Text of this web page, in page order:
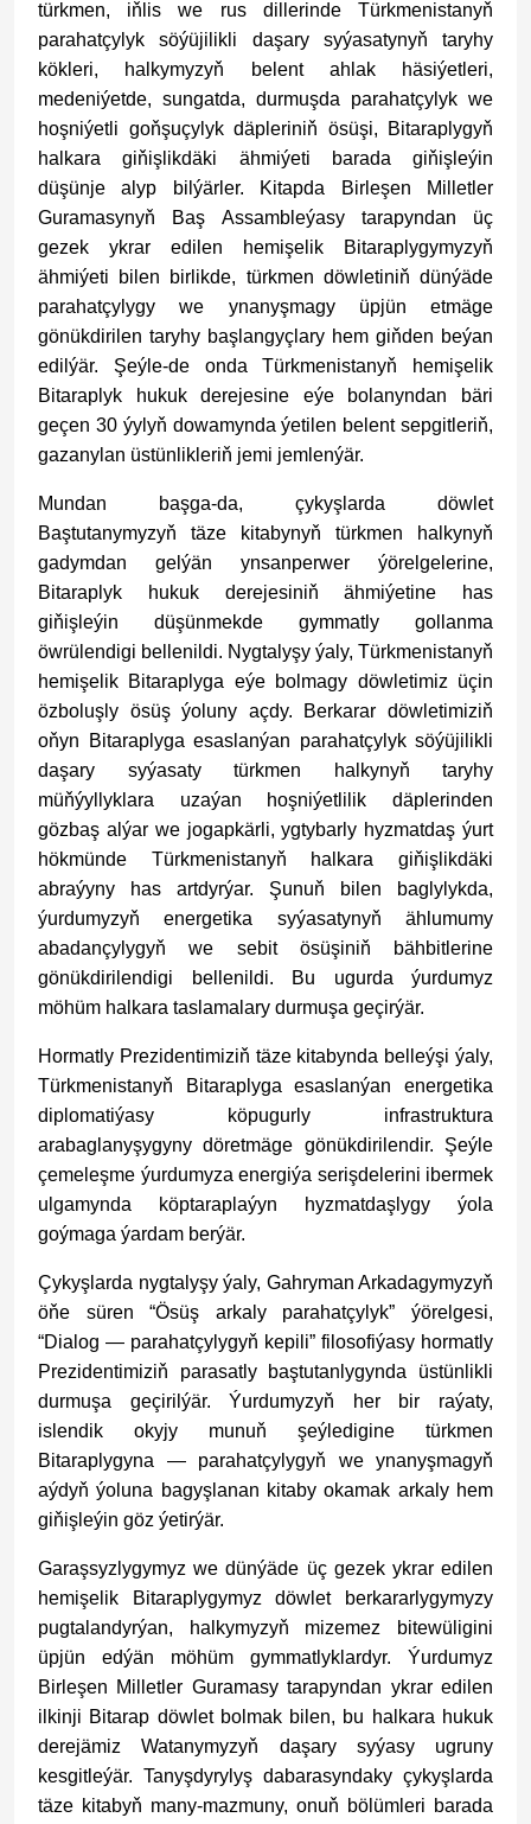
türkmen, iňlis we rus dillerinde Türkmenistanyň
parahatçylyk söýüjilikli daşary syýasatynyň taryhy
kökleri, halkymyzyň belent ahlak häsiýetleri,
medeniýetde, sungatda, durmuşda parahatçylyk we
hoşniýetli goňşuçylyk däpleriniň ösüşi, Bitaraplygyň
halkara giňişlikdäki ähmiýeti barada giňişleýin
düşünje alyp bilýärler. Kitapda Birleşen Milletler
Guramasynyň Baş Assambleýasy tarapyndan üç
gezek ykrar edilen hemişelik Bitaraplygymyzyň
ähmiýeti bilen birlikde, türkmen döwletiniň dünýäde
parahatçylygy we ynanyşmagy üpjün etmäge
gönükdirilen taryhy başlangyçlary hem giňden beýan
edilýär. Şeýle-de onda Türkmenistanyň hemişelik
Bitaraplyk hukuk derejesine eýe bolanyndan bäri
geçen 30 ýylyň dowamynda ýetilen belent sepgitleriň,
gazanylan üstünlikleriň jemi jemlenýär.
Mundan başga-da, çykyşlarda döwlet
Baştutanymyzyň täze kitabynyň türkmen halkynyň
gadymdan gelýän ynsanperwer ýörelgelerine,
Bitaraplyk hukuk derejesiniň ähmiýetine has
giňişleýin düşünmekde gymmatly gollanma
öwrülendigi bellenildi. Nygtalyşy ýaly, Türkmenistanyň
hemişelik Bitaraplyga eýe bolmagy döwletimiz üçin
özboluşly ösüş ýoluny açdy. Berkarar döwletimiziň
oňyn Bitaraplyga esaslanýan parahatçylyk söýüjilikli
daşary syýasaty türkmen halkynyň taryhy
müňýyllyklara uzaýan hoşniýetlilik däplerinden
gözbaş alýar we jogapkärli, ygtybarly hyzmatdaş ýurt
hökmünde Türkmenistanyň halkara giňişlikdäki
abraýyny has artdyrýar. Şunuň bilen baglylykda,
ýurdumyzyň energetika syýasatynyň ählumumy
abadançylygyň we sebit ösüşiniň bähbitlerine
gönükdirilendigi bellenildi. Bu ugurda ýurdumyz
möhüm halkara taslamalary durmuşa geçirýär.
Hormatly Prezidentimiziň täze kitabynda belleýşi ýaly,
Türkmenistanyň Bitaraplyga esaslanýan energetika
diplomatiýasy köpugurly infrastruktura
arabaglanyşygyny döretmäge gönükdirilendir. Şeýle
çemeleşme ýurdumyza energiýa serişdelerini ibermek
ulgamynda köptaraplaýyn hyzmatdaşlygy ýola
goýmaga ýardam berýär.
Çykyşlarda nygtalyşy ýaly, Gahryman Arkadagymyzyň
öňe süren “Ösüş arkaly parahatçylyk” ýörelgesi,
“Dialog — parahatçylygyň kepili” filosofiýasy hormatly
Prezidentimiziň parasatly baştutanlygynda üstünlikli
durmuşa geçirilýär. Ýurdumyzyň her bir raýaty,
islendik okyjy munuň şeýledigine türkmen
Bitaraplygyna — parahatçylygyň we ynanyşmagyň
aýdyň ýoluna bagyşlanan kitaby okamak arkaly hem
giňişleýin göz ýetirýär.
Garaşsyzlygymyz we dünýäde üç gezek ykrar edilen
hemişelik Bitaraplygymyz döwlet berkararlygymyzy
pugtalandyrýan, halkymyzyň mizemez bitewüligini
üpjün edýän möhüm gymmatlyklardyr. Ýurdumyz
Birleşen Milletler Guramasy tarapyndan ykrar edilen
ilkinji Bitarap döwlet bolmak bilen, bu halkara hukuk
derejämiz Watanymyzyň daşary syýasy ugruny
kesgitleýär. Tanyşdyrylyş dabarasyndaky çykyşlarda
täze kitabyň many-mazmuny, onuň bölümleri barada